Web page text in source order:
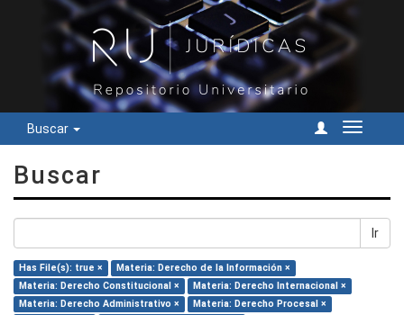
Buscar
Cambiar
Buscar
Ir
Has File(s): true ×
Materia: Derecho de la Información ×
Materia: Derecho Constitucional ×
Materia: Derecho Internacional ×
Materia: Derecho Administrativo ×
Materia: Derecho Procesal ×